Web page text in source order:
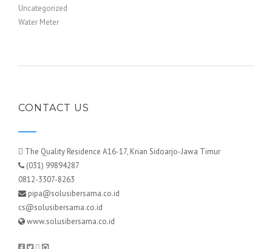
Uncategorized
Water Meter
CONTACT US
The Quality Residence A16-17, Krian Sidoarjo-Jawa Timur
(031) 99894287
0812-3307-8263
pipa@solusibersama.co.id
cs@solusibersama.co.id
www.solusibersama.co.id